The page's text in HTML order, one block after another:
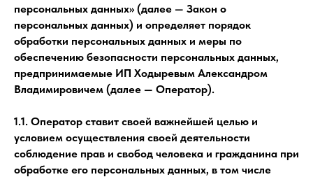
персональных данных» (далее — Закон о
персональных данных) и определяет порядок
обработки персональных данных и меры по
обеспечению безопасности персональных данных,
предпринимаемые ИП Ходыревым Александром
Владимировичем (далее — Оператор).
1.1. Оператор ставит своей важнейшей целью и
условием осуществления своей деятельности
соблюдение прав и свобод человека и гражданина при
обработке его персональных данных, в том числе